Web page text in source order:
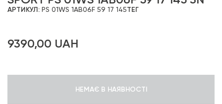
АРТИКУЛ: PS 01WS 1AB06F 59 17 145ТЕГ
9390,00 UAH
НЕМАЄ В НАЯВНОСТІ